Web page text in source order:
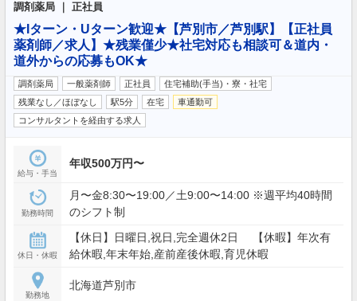
調剤薬局 ｜ 正社員
★Iターン・Uターン歓迎★【芦別市／芦別駅】【正社員
薬剤師／求人】★残業僅少★社宅対応も相談可＆道内・
道外からの応募もOK★
調剤薬局 一般薬剤師 正社員
住宅補助(手当)・寮・社宅
残業なし／ほぼなし
駅5分 在宅
車通勤可
コンサルタントを経由する求人
給与・手当
年収500万円〜
勤務時間
月〜金8:30〜19:00／土9:00〜14:00 ※週平均40時間
のシフト制
休日・休暇
【休日】日曜日,祝日,完全週休2日 【休暇】年次有
給休暇,年末年始,産前産後休暇,育児休暇
勤務地
北海道芦別市